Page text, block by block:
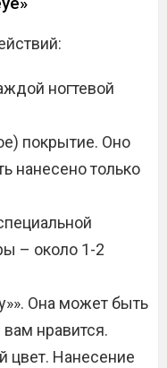
ногтевой
покрытие. Оно
нанесено только
– около 1-2
Она может быть
нравится.
цвет. Нанесение